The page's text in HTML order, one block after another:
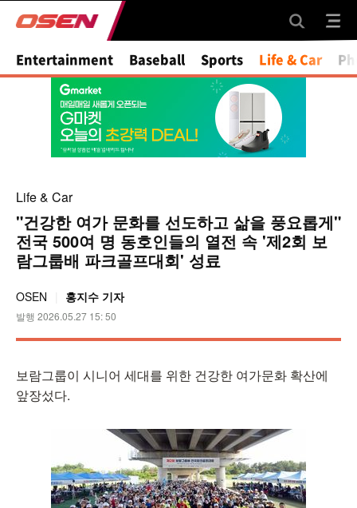
Entertainment Baseball Sports Life & Car
Life & Car
"건강한 여가 문화를 선도하고 삶을 풍요롭게"
전국 500여 명 동호인들의 열전 속 '제2회 보
람그룹배 파크골프대회' 성료
OSEN 홍지수 기자
발행 2026.05.27 15: 50
보람그룹이 시니어 세대를 위한 건강한 여가문화 확산에
앞장섰다.